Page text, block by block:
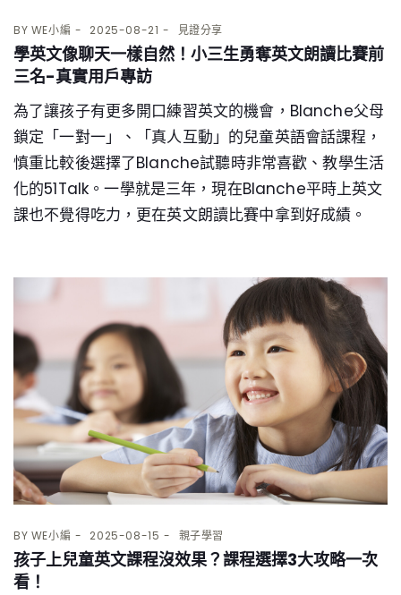
BY WE小編 2025-08-21 見證分享
學英文像聊天一樣自然！小三生勇奪英文朗讀比賽前
三名-真實用戶專訪
為了讓孩子有更多開口練習英文的機會，Blanche父母
鎖定「一對一」、「真人互動」的兒童英語會話課程，
慎重比較後選擇了Blanche試聽時非常喜歡、教學生活
化的51Talk。一學就是三年，現在Blanche平時上英文
課也不覺得吃力，更在英文朗讀比賽中拿到好成績。
BY WE小編 2025-08-15 親子學習
孩子上兒童英文課程沒效果？課程選擇3大攻略一次
看！